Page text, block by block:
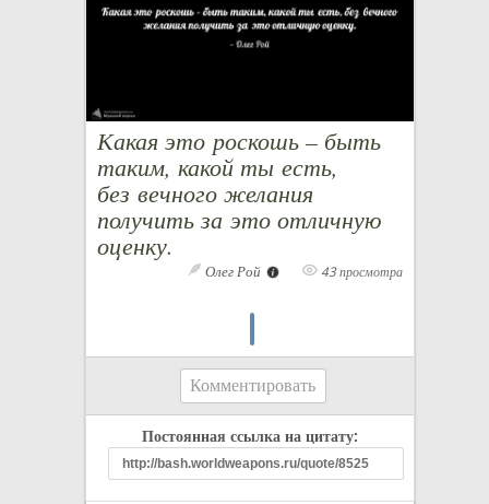
Какая это роскошь – быть
таким, какой ты есть,
без вечного желания
получить за это отличную
оценку.
Олег Рой 43 просмотра
Комментировать
Постоянная ссылка на цитату: